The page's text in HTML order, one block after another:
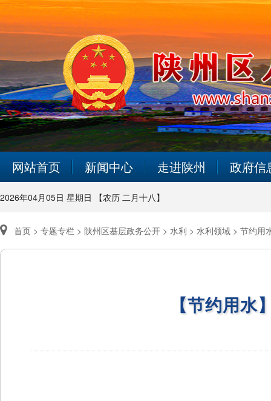
网站首页 新闻中心 走进陕州 政府信
2026年04月05日 星期日 【农历 二月十八】
首页 > 专题专栏 > 陕州区基层政务公开 > 水利 > 水利领域 > 节约用
【节约用水